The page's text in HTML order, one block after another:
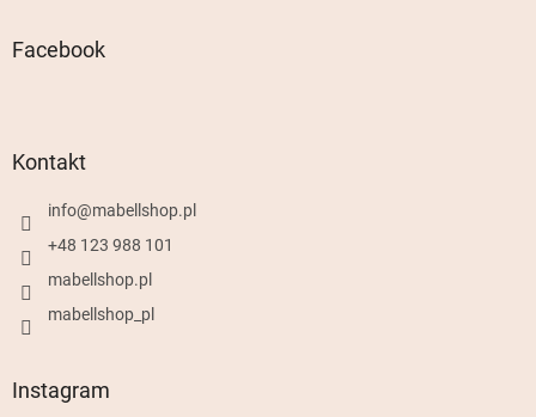
Facebook
Kontakt
info@mabellshop.pl
+48 123 988 101
mabellshop.pl
mabellshop_pl
Instagram